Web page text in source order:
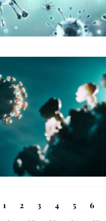
1 2 3 4 5 6